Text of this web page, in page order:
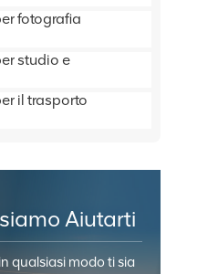
fotografia
studio e
il trasporto
Aiutarti
qualsiasi modo ti sia